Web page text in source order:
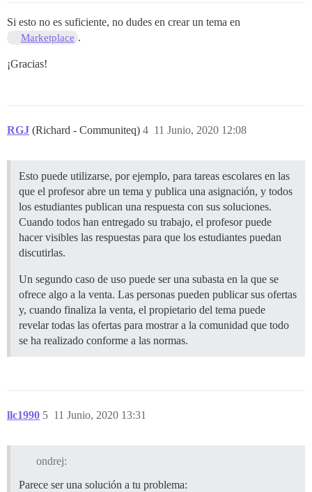
Si esto no es suficiente, no dudes en crear un tema en
Marketplace .
¡Gracias!
RGJ (Richard - Communiteq) 11 Junio, 2020 12:08
4
Esto puede utilizarse, por ejemplo, para tareas escolares en las
que el profesor abre un tema y publica una asignación, y todos
los estudiantes publican una respuesta con sus soluciones.
Cuando todos han entregado su trabajo, el profesor puede
hacer visibles las respuestas para que los estudiantes puedan
discutirlas.
Un segundo caso de uso puede ser una subasta en la que se
ofrece algo a la venta. Las personas pueden publicar sus ofertas
y, cuando finaliza la venta, el propietario del tema puede
revelar todas las ofertas para mostrar a la comunidad que todo
se ha realizado conforme a las normas.
llc1990 11 Junio, 2020 13:31
5
ondrej:
Parece ser una solución a tu problema: